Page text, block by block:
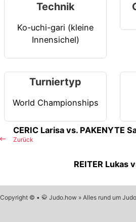
Technik
Ko-uchi-gari (kleine
Innensichel)
Turniertyp
World Championships
Zurück
CERIC Larisa vs. PAKENYTE
REITER Lukas
Copyright © • 🥋 Judo.how » Alles rund um